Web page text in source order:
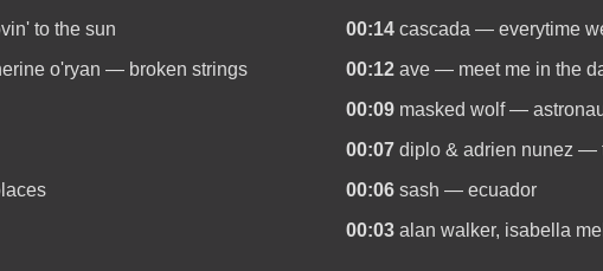
to the sun
o'ryan — broken strings
00:14 cascada — everytime
00:12 ave — meet me in the
00:09 masked wolf —
00:07 diplo & adrien nunez —
00:06 sash — ecuador
00:03 alan walker, isabella